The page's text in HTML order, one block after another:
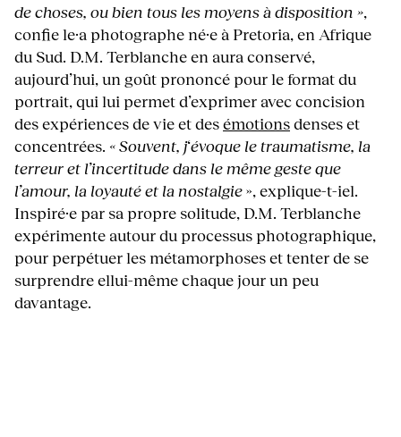
de choses, ou bien tous les moyens à disposition »,
confie le·a photographe né·e à Pretoria, en Afrique
du Sud. D.M. Terblanche en aura conservé,
aujourd’hui, un goût prononcé pour le format du
portrait, qui lui permet d’exprimer avec concision
des expériences de vie et desémotionsdenses et
concentrées. « Souvent, j‘évoque le traumatisme, la
terreur et l’incertitude dans le même geste que
l’amour, la loyauté et la nostalgie», explique-t-iel.
Inspiré·e par sa propre solitude, D.M. Terblanche
expérimente autour du processus photographique,
pour perpétuer les métamorphoses et tenter de se
surprendre ellui-même chaque jour un peu
davantage.